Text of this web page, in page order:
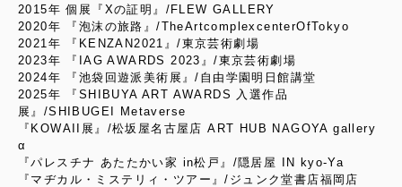
2015年 個展『Xの証明』/FLEW GALLERY
2020年 『泡沫の旅路』/TheArtcomplexcenterOfTokyo
2021年 『KENZAN2021』/東京芸術劇場
2023年 『IAG AWARDS 2023』/東京芸術劇場
2024年 『池袋回遊派美術展』/自由学園明日館講堂
2025年 『SHIBUYA ART AWARDS 入選作品
展』/SHIBUGEI Metaverse
『KOWAII展』/松坂屋名古屋店 ART HUB NAGOYA gallery
α
『パレスチナ あたたかい家 in松戸』/隠居屋 IN kyo-Ya
『マヂカル・ミステリィ・ツアー』/ジュンク堂書店福岡店